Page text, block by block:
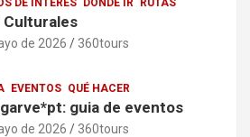
Culturales
de 2026 360tours
EVENTOS QUÉ HACER
guia de eventos
de 2026 360tours